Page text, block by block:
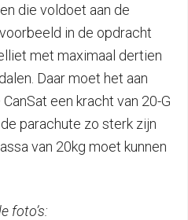
die voldoet aan de
in de opdracht
met maximaal dertien
Daar moet het aan
een kracht van 20-G
parachute zo sterk zijn
van 20kg moet kunnen
foto’s: